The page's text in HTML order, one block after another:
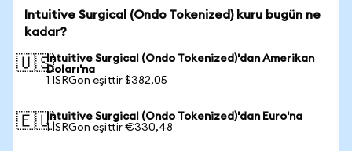
Intuitive Surgical (Ondo Tokenized) kuru bugün ne
kadar?
🇺🇸Intuitive Surgical (Ondo Tokenized)'dan Amerikan
Doları'na
1 ISRGon eşittir $382,05
🇪🇺Intuitive Surgical (Ondo Tokenized)'dan Euro'na
1 ISRGon eşittir €330,48